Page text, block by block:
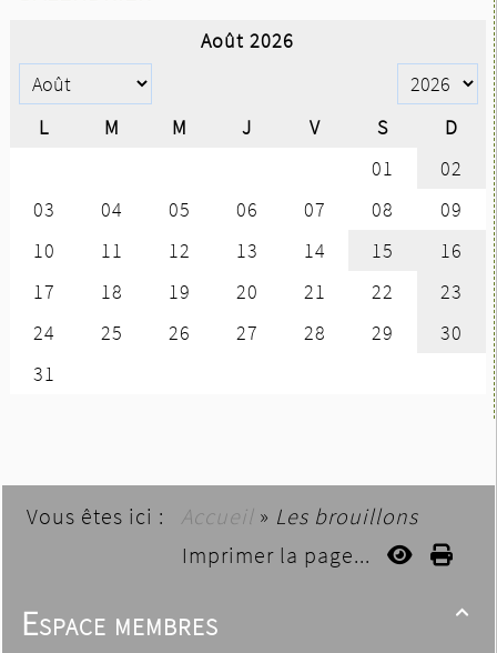
Vous êtes ici : Accueil » Les brouillons
Imprimer la page...

Espace membres